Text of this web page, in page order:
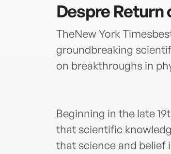
DespreReturn
TheNew York
groundbreaking
on breakthroughs in
Beginning in the late
that scientific
that science and belief